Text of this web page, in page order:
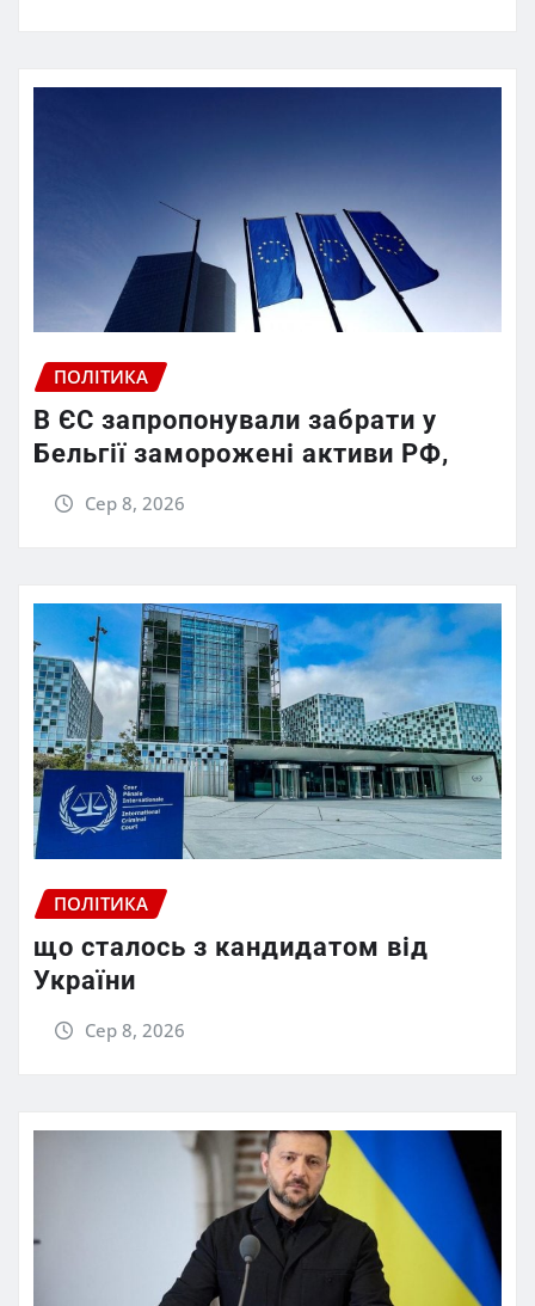
ПОЛІТИКА
В ЄС запропонували забрати у
Бельгії заморожені активи РФ,
Сер 8, 2026
ПОЛІТИКА
що сталось з кандидатом від
України
Сер 8, 2026